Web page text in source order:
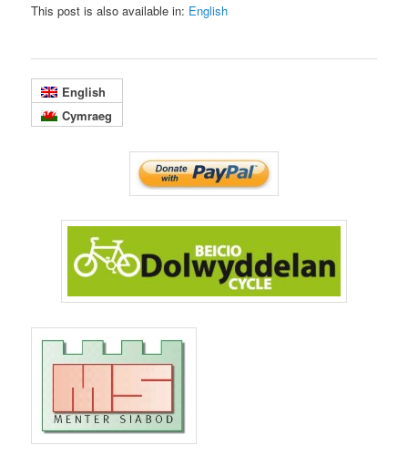
This post is also available in: English
English
Cymraeg